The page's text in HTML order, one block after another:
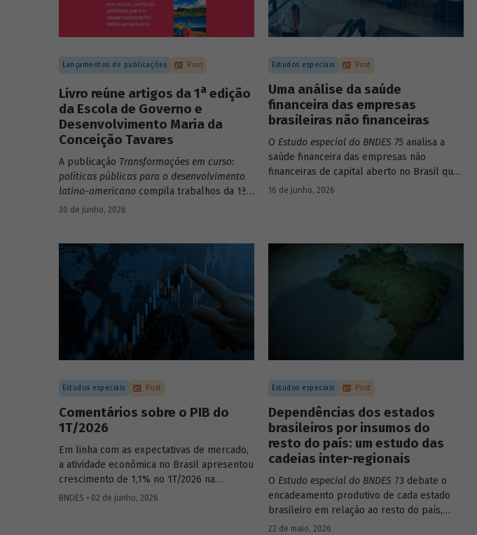
Lançamentos de publicações Post
Livro reúne artigos da 1a edição
da Escola de Governo e
Desenvolvimento Maria da
Conceição Tavares
A publicação Transformações em curso:
políticas públicas para o desenvolvimento
latino-americano compila trabalhos da 1ª
edição da Escola de Governo e
30 de junho, 2026
Estudos especiais Post
Uma análise da saúde
financeira das empresas
brasileiras não financeiras
O Estudo especial do BNDES 75 analisa a
saúde financeira das empresas não
financeiras de capital aberto no Brasil que
apresentaram negociação em bolsa de
dimensões: lucratividade, solvência,
endividamento e alavancagem.
16 de junho, 2026
Estudos especiais Post
Comentários sobre o PIB do
1T/2026
Em linha com as expectativas de mercado,
a atividade econômica no Brasil apresentou
crescimento de 1,1% no 1T/2026 na
comparação com o trimestre
BNDES • 02 de junho, 2026
Estudos especiais Post
Dependências dos estados
brasileiros por insumos do
resto do país: um estudo das
cadeias inter-regionais
O Estudo especial do BNDES 73 debate o
encadeamento produtivo de cada estado
brasileiro em relação ao resto do país,
analisando seu nível de dependência e
22 de maio, 2026